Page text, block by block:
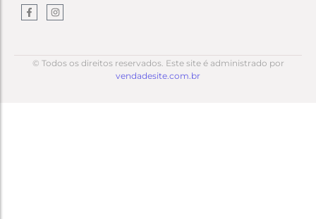
© Todos os direitos reservados. Este site é administrado por
vendadesite.com.br